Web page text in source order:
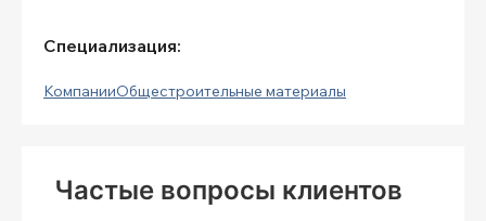
Специализация:
КомпанииОбщестроительные материалы
Частые вопросы клиентов